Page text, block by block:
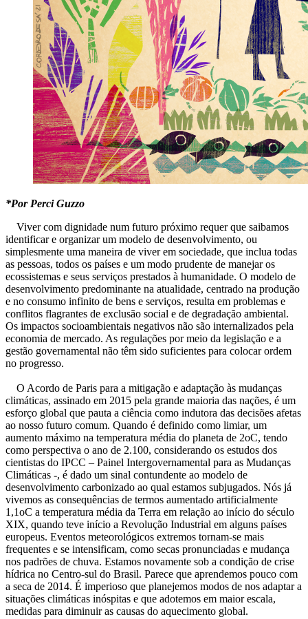
*Por Perci Guzzo
Viver com dignidade num futuro próximo requer que saibamos
identificar e organizar um modelo de desenvolvimento, ou
simplesmente uma maneira de viver em sociedade, que inclua todas
as pessoas, todos os países e um modo prudente de manejar os
ecossistemas e seus serviços prestados à humanidade. O modelo de
desenvolvimento predominante na atualidade, centrado na produção
e no consumo infinito de bens e serviços, resulta em problemas e
conflitos flagrantes de exclusão social e de degradação ambiental.
Os impactos socioambientais negativos não são internalizados pela
economia de mercado. As regulações por meio da legislação e a
gestão governamental não têm sido suficientes para colocar ordem
no progresso.
O Acordo de Paris para a mitigação e adaptação às mudanças
climáticas, assinado em 2015 pela grande maioria das nações, é um
esforço global que pauta a ciência como indutora das decisões afetas
ao nosso futuro comum. Quando é definido como limiar, um
aumento máximo na temperatura média do planeta de 2oC, tendo
como perspectiva o ano de 2.100, considerando os estudos dos
cientistas do IPCC – Painel Intergovernamental para as Mudanças
Climáticas -, é dado um sinal contundente ao modelo de
desenvolvimento carbonizado ao qual estamos subjugados. Nós já
vivemos as consequências de termos aumentado artificialmente
1,1oC a temperatura média da Terra em relação ao início do século
XIX, quando teve início a Revolução Industrial em alguns países
europeus. Eventos meteorológicos extremos tornam-se mais
frequentes e se intensificam, como secas pronunciadas e mudança
nos padrões de chuva. Estamos novamente sob a condição de crise
hídrica no Centro-sul do Brasil. Parece que aprendemos pouco com
a seca de 2014. É imperioso que planejemos modos de nos adaptar a
situações climáticas inóspitas e que adotemos em maior escala,
medidas para diminuir as causas do aquecimento global.